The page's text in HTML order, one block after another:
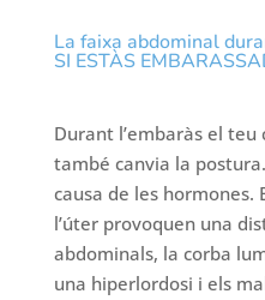
La faixa abdominal
SI ESTÀS
Durant l’embaràs el
també canvia la
causa de les hormones.
l’úter provoquen una
abdominals, la corba
una hiperlordosi i els